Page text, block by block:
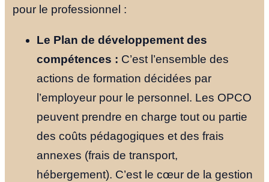
pour le professionnel :
Le Plan de développement des
compétences : C’est l’ensemble des
actions de formation décidées par
l’employeur pour le personnel. Les OPCO
peuvent prendre en charge tout ou partie
des coûts pédagogiques et des frais
annexes (frais de transport,
hébergement). C’est le cœur de la gestion